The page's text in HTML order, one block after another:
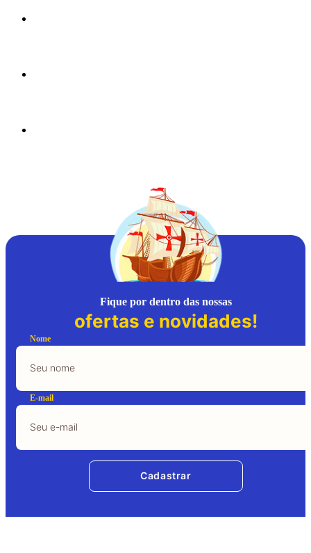
Fique por dentro das nossas
ofertas e novidades!
Nome
E-mail
Cadastrar